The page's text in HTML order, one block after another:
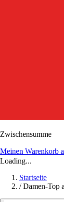
Zwischensumme
Meinen Warenkorb
Loading...
Startseite
/ Damen-Top